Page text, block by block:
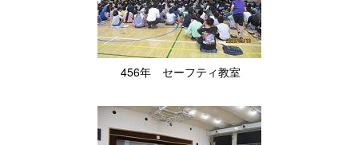
456年 セーフティ教室